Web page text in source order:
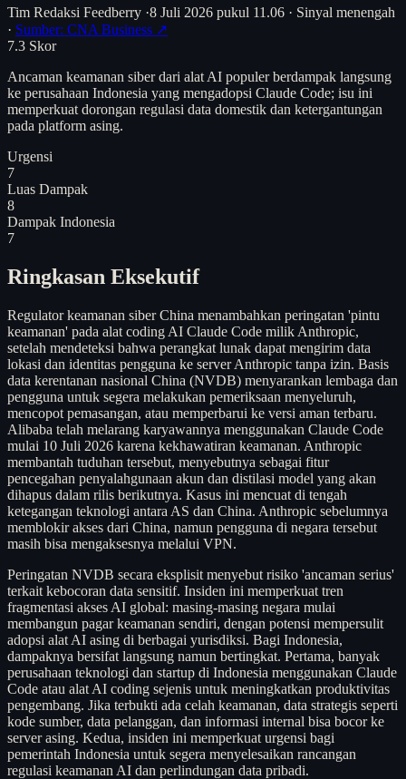
Tim Redaksi Feedberry ·8 Juli 2026 pukul 11.06 · Sinyal menengah
· Sumber: CNA Business ↗
7.3 Skor
Ancaman keamanan siber dari alat AI populer berdampak langsung
ke perusahaan Indonesia yang mengadopsi Claude Code; isu ini
memperkuat dorongan regulasi data domestik dan ketergantungan
pada platform asing.
Urgensi
7
Luas Dampak
8
Dampak Indonesia
7
Ringkasan Eksekutif
Regulator keamanan siber China menambahkan peringatan 'pintu
keamanan' pada alat coding AI Claude Code milik Anthropic,
setelah mendeteksi bahwa perangkat lunak dapat mengirim data
lokasi dan identitas pengguna ke server Anthropic tanpa izin. Basis
data kerentanan nasional China (NVDB) menyarankan lembaga dan
pengguna untuk segera melakukan pemeriksaan menyeluruh,
mencopot pemasangan, atau memperbarui ke versi aman terbaru.
Alibaba telah melarang karyawannya menggunakan Claude Code
mulai 10 Juli 2026 karena kekhawatiran keamanan. Anthropic
membantah tuduhan tersebut, menyebutnya sebagai fitur
pencegahan penyalahgunaan akun dan distilasi model yang akan
dihapus dalam rilis berikutnya. Kasus ini mencuat di tengah
ketegangan teknologi antara AS dan China. Anthropic sebelumnya
memblokir akses dari China, namun pengguna di negara tersebut
masih bisa mengaksesnya melalui VPN.
Peringatan NVDB secara eksplisit menyebut risiko 'ancaman serius'
terkait kebocoran data sensitif. Insiden ini memperkuat tren
fragmentasi akses AI global: masing-masing negara mulai
membangun pagar keamanan sendiri, dengan potensi mempersulit
adopsi alat AI asing di berbagai yurisdiksi. Bagi Indonesia,
dampaknya bersifat langsung namun bertingkat. Pertama, banyak
perusahaan teknologi dan startup di Indonesia menggunakan Claude
Code atau alat AI coding sejenis untuk meningkatkan produktivitas
pengembang. Jika terbukti ada celah keamanan, data strategis seperti
kode sumber, data pelanggan, dan informasi internal bisa bocor ke
server asing. Kedua, insiden ini memperkuat urgensi bagi
pemerintah Indonesia untuk segera menyelesaikan rancangan
regulasi keamanan AI dan perlindungan data pribadi.